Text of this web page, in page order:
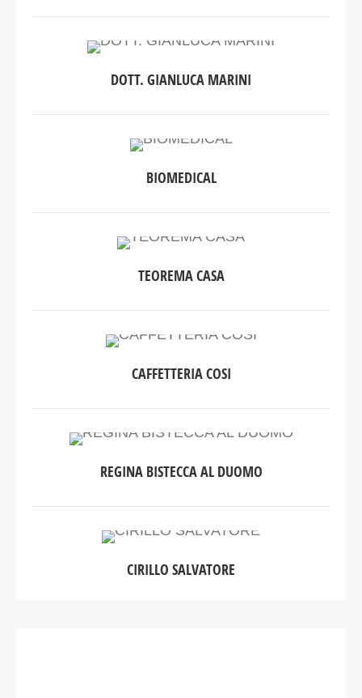
DOTT. GIANLUCA MARINI
BIOMEDICAL
TEOREMA CASA
CAFFETTERIA COSI
REGINA BISTECCA AL DUOMO
CIRILLO SALVATORE